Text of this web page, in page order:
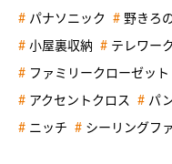
パナソニック 野きろ
小屋裏収納 テレワーク
ファミリークローゼット
アクセントクロス パ
ニッチ シーリングフ